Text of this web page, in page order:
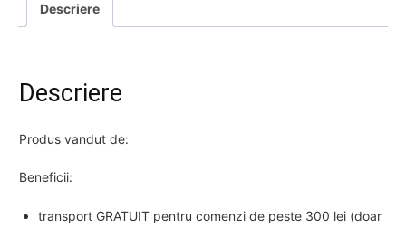
Descriere
Descriere
Produs vandut de:
Beneficii:
transport GRATUIT pentru comenzi de peste 300 lei (doar